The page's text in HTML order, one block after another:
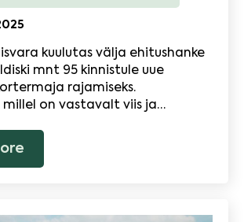
kuulutas välja ehitushanke
mnt 95 kinnistule uue
rajamiseks.
millel on vastavalt viis ja…